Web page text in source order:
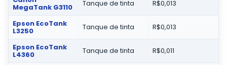
MegaTank G3110 Tanque de tinta R$0,013
Epson EcoTank
L3250 Tanque de tinta R$0,013
Epson EcoTank
L4360 Tanque de tinta R$0,011